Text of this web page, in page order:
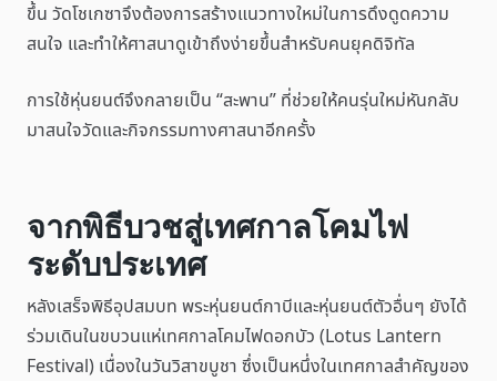
ขึ้น วัดโชเกซาจึงต้องการสร้างแนวทางใหม่ในการดึงดูดความ
สนใจ และทำให้ศาสนาดูเข้าถึงง่ายขึ้นสำหรับคนยุคดิจิทัล
การใช้หุ่นยนต์จึงกลายเป็น “สะพาน” ที่ช่วยให้คนรุ่นใหม่หันกลับ
มาสนใจวัดและกิจกรรมทางศาสนาอีกครั้ง
จากพิธีบวชสู่เทศกาลโคมไฟ
ระดับประเทศ
หลังเสร็จพิธีอุปสมบท พระหุ่นยนต์กาบีและหุ่นยนต์ตัวอื่นๆ ยังได้
ร่วมเดินในขบวนแห่เทศกาลโคมไฟดอกบัว (Lotus Lantern
Festival) เนื่องในวันวิสาขบูชา ซึ่งเป็นหนึ่งในเทศกาลสำคัญของ